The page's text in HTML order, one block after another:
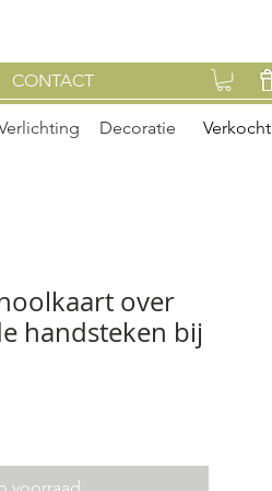
CONTACT
over
handsteken bij
Decoratie Verkocht